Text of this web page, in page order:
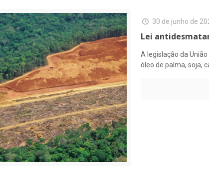
30 de junho de
Lei
A legislação da
óleo de palma, soja,